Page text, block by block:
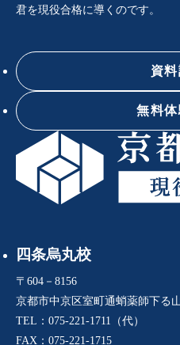
君を現役合格に導くのです。
資
無料
四条烏丸校
〒604－8156
京都市中京区室町通蛸薬師下る
TEL：075-221-1711（代）
FAX：075-221-1715